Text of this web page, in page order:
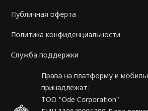
Права на платформу и
принадлежат:
ТОО "Ode Corporation"
Публичная оферта
Политика конфиденциальности
Служба поддержки